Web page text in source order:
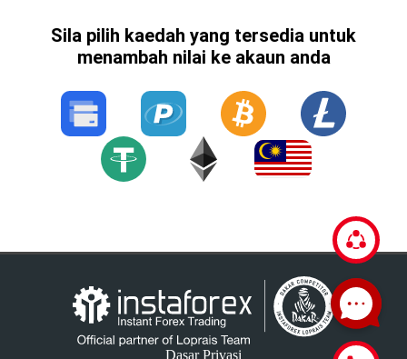
Sila pilih kaedah yang tersedia untuk
menambah nilai ke akaun anda
Dasar Privasi